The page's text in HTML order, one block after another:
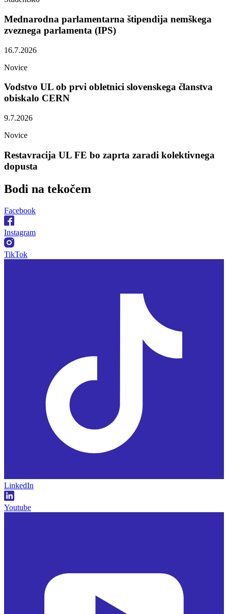
Mednarodna parlamentarna štipendija nemškega
zveznega parlamenta (IPS)
16.7.2026
Novice
Vodstvo UL ob prvi obletnici slovenskega članstva
obiskalo CERN
9.7.2026
Novice
Restavracija UL FE bo zaprta zaradi kolektivnega
dopusta
Bodi na tekočem
Facebook
Instagram
TikTok
LinkedIn
Youtube